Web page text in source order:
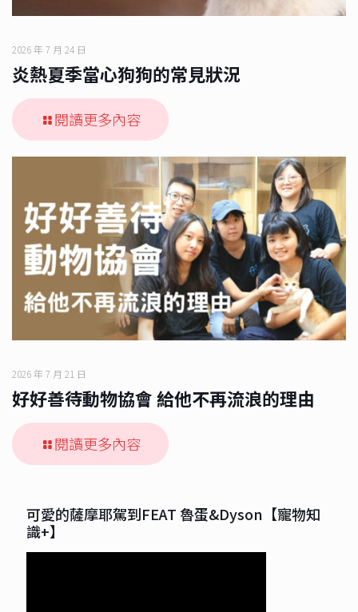
2026 年 7 月 24 日
炎熱夏季當心狗狗的常見狀況
閱讀更多內容
2026 年 7 月 21 日
好好善待動物協會 給他不再流浪的理由
閱讀更多內容
可愛的薩摩耶駕到FEAT 魯蛋&Dyson【寵物知
識+】